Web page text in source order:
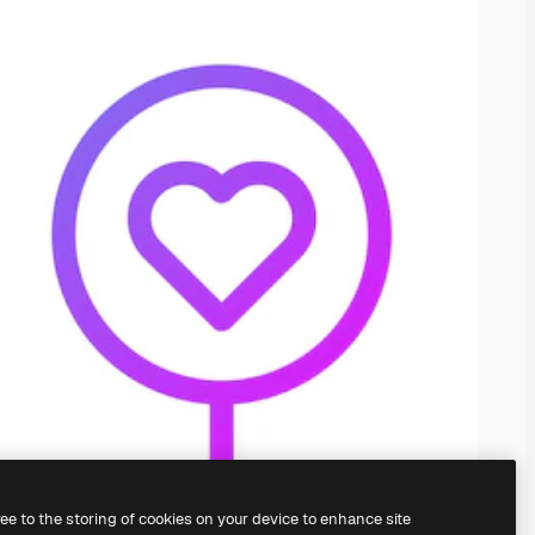
to the storing of cookies on your device to enhance site